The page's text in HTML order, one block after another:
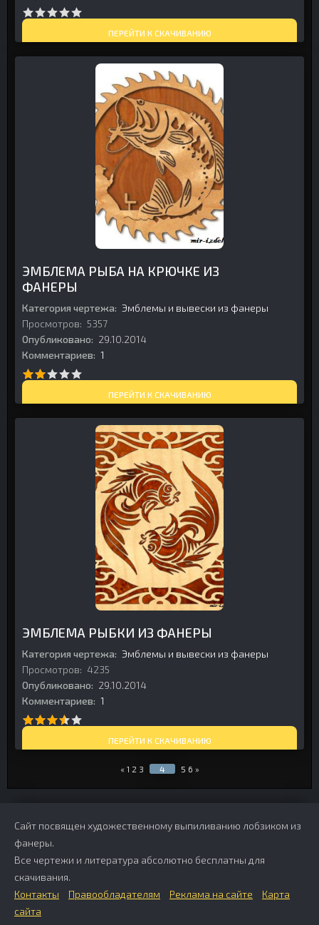
ПЕРЕЙТИ К СКАЧИВАНИЮ
ЭМБЛЕМА РЫБА НА КРЮЧКЕ ИЗ
ФАНЕРЫ
Категория чертежа: Эмблемы и вывески из фанеры
Просмотров: 5357
Опубликовано: 29.10.2014
Комментариев: 1
ПЕРЕЙТИ К СКАЧИВАНИЮ
ЭМБЛЕМА РЫБКИ ИЗ ФАНЕРЫ
Категория чертежа: Эмблемы и вывески из фанеры
Просмотров: 4235
Опубликовано: 29.10.2014
Комментариев: 1
ПЕРЕЙТИ К СКАЧИВАНИЮ
« 1 2 3 4 5 6 »
Сайт посвящен художественному выпиливанию лобзиком из
фанеры.
Все чертежи и литература абсолютно бесплатны для
скачивания.
Контакты
Правообладателям Реклама на сайте
Карта
сайта